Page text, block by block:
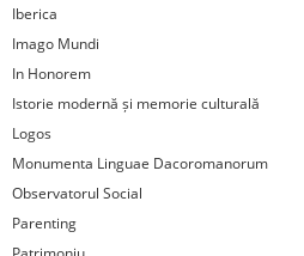
Iberica
Imago Mundi
In Honorem
Istorie modernă și memorie culturală
Logos
Monumenta Linguae Dacoromanorum
Observatorul Social
Parenting